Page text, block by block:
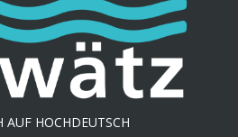
AUF HOCHDEUTSCH